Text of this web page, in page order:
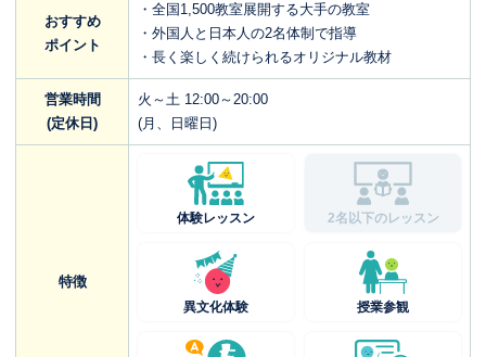
おすすめ
ポイント
・全国1,500教室展開する大手の教室
・外国人と日本人の2名体制で指導
・長く楽しく続けられるオリジナル教材
営業時間
(定休日)
火～土 12:00～20:00
(月、日曜日)
特徴
体験レッスン 2名以下のレッスン
異文化体験 授業参観